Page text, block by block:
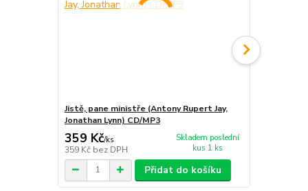
Jistě, pane ministře (Antony Rupert Jay,
Jonathan Lynn) CD/MP3
359 Kč/ks
359 Kč bez DPH
Skladem poslední
kus 1 ks
Přidat do košíku